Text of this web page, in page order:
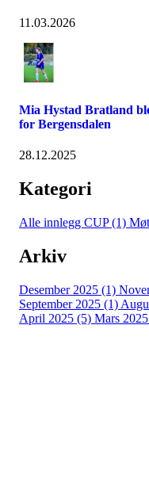
11.03.2026
Mia Hystad Bratland
for Bergensdalen
28.12.2025
Kategori
Alle innlegg CUP (1)
Arkiv
Desember 2025 (1)
September 2025 (1)
April 2025 (5) Mars